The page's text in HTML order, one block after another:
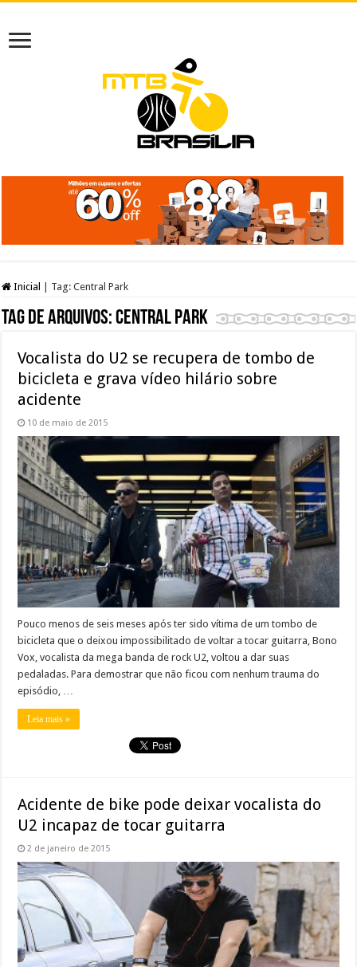
Inicial Tag:Central Park
Tag de arquivos:Central Park
Vocalista do U2 se recupera de tombo de
bicicleta e grava vídeo hilário sobre
acidente
10 de maio de 2015
Pouco menos de seis meses após ter sido vítima de um tombo de
bicicleta que o deixou impossibilitado de voltar a tocar guitarra, Bono
Vox, vocalista da mega banda de rock U2, voltou a dar suas
pedaladas. Para demostrar que não ficou com nenhum trauma do
episódio, …
Leia mais »
Acidente de bike pode deixar vocalista do
U2 incapaz de tocar guitarra
2 de janeiro de 2015